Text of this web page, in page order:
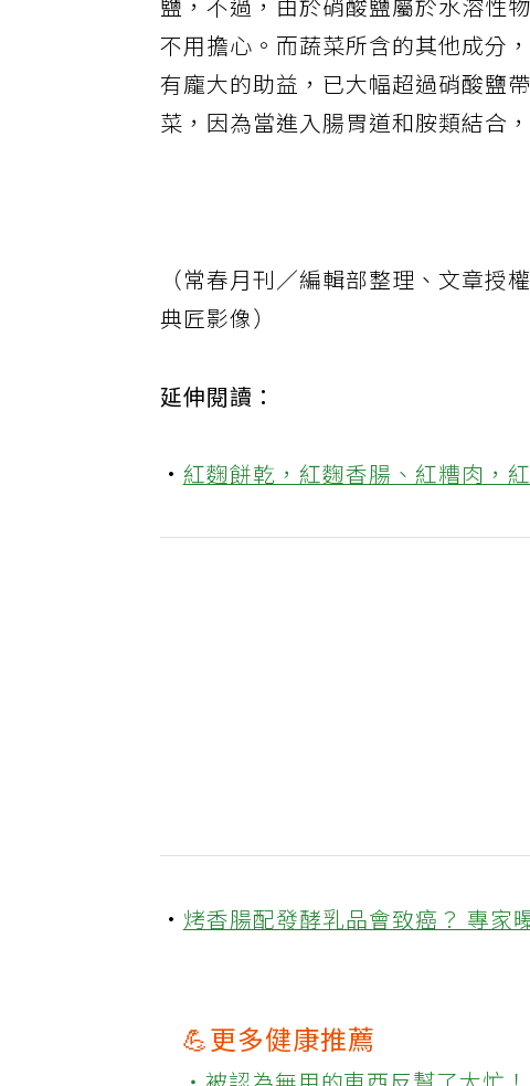
鹽，不過，由於硝酸鹽屬於水溶性
不用擔心。而蔬菜所含的其他成分
有龐大的助益，已大幅超過硝酸鹽
菜，因為當進入腸胃道和胺類結合
（常春月刊／編輯部整理、文章
典匠影像）
延伸閱讀：
·紅麴餅乾，紅麴香腸、紅糟肉，
·烤香腸配發酵乳品會致癌？ 專家
💪更多健康推薦